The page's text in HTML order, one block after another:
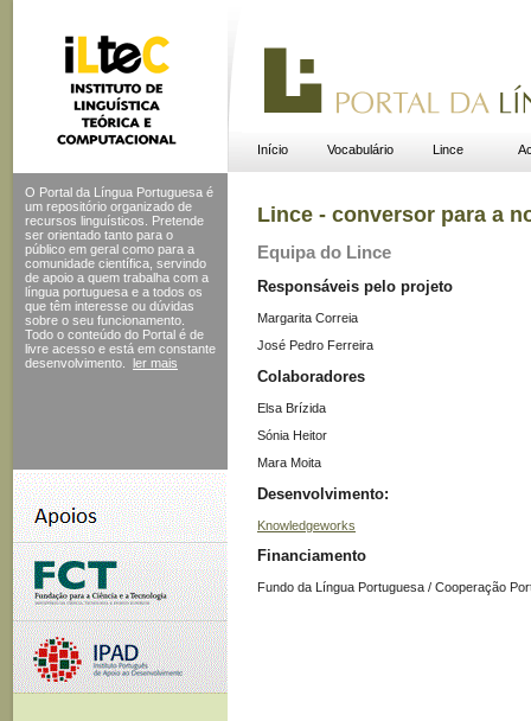
Início Vocabulário Lince
O Portal da Língua Portuguesa é
um repositório organizado de
recursos linguísticos. Pretende
ser orientado tanto para o
público em geral como para a
comunidade científica, servindo
de apoio a quem trabalha com a
língua portuguesa e a todos os
que têm interesse ou dúvidas
sobre o seu funcionamento.
Todo o conteúdo do Portal é de
livre acesso e está em constante
desenvolvimento.
ler mais
Lince - conversor para a
Equipa do Lince
Responsáveis pelo projeto
Margarita Correia
José Pedro Ferreira
Colaboradores
Elsa Brízida
Sónia Heitor
Mara Moita
Desenvolvimento:
Knowledgeworks
Financiamento
Fundo da Língua Portuguesa / Cooperação